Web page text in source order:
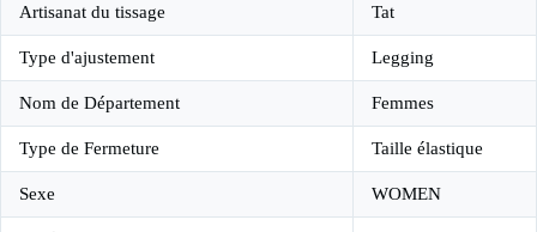
Artisanat du tissage Tat
Type d'ajustement Legging
Nom de Département Femmes
Type de Fermeture Taille élastique
Sexe WOMEN